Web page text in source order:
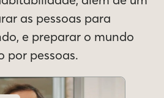
as pessoas para
e preparar o mundo
por pessoas.